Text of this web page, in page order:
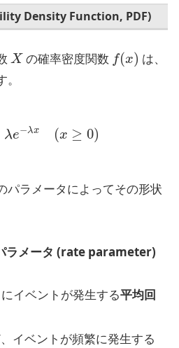
Density Function, PDF)
X
の確率密度関数
(x
は、
=λ e−λ x 0)
パラメータによってその形状
ラメータ (rate parameter)
イベントが発生する平均回
イベントが頻繁に発生する